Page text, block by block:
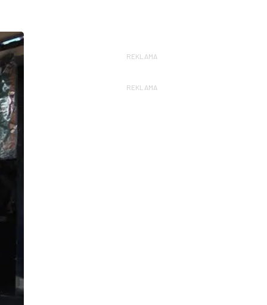
REKLAMA
REKLAMA